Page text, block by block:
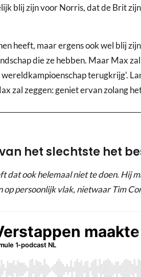
blij zijn voor Norris, dat de Brit zijn
heeft, maar ergens ook wel blij
die ze hebben. Maar Max zal
terugkrijg'.
zal zeggen: geniet ervan zolang
het slechtste het
dat ook helemaal niet te doen. Hij
op persoonlijk vlak, nietwaar Tim